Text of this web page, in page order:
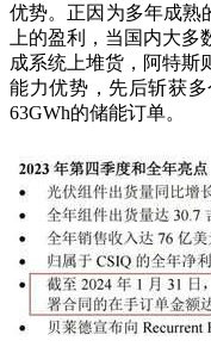
优势。正因为多年成熟
上的盈利，当国内大多
成系统上堆货，阿特斯
能力优势，先后斩获
63GWh的储能订单。